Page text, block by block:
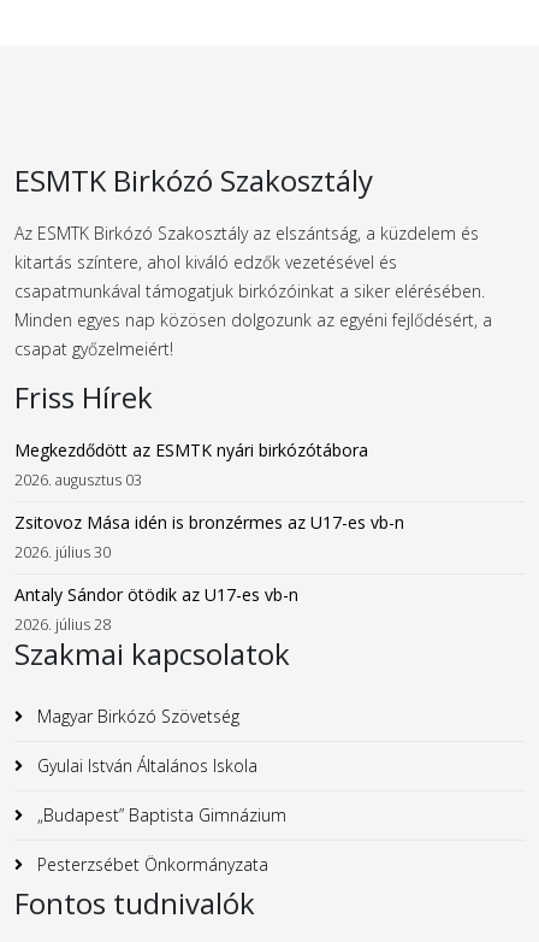
ESMTK Birkózó Szakosztály
Az ESMTK Birkózó Szakosztály az elszántság, a küzdelem és
kitartás színtere, ahol kiváló edzők vezetésével és
csapatmunkával támogatjuk birkózóinkat a siker elérésében.
Minden egyes nap közösen dolgozunk az egyéni fejlődésért, a
csapat győzelmeiért!
Friss Hírek
Megkezdődött az ESMTK nyári birkózótábora
2026. augusztus 03
Zsitovoz Mása idén is bronzérmes az U17-es vb-n
2026. július 30
Antaly Sándor ötödik az U17-es vb-n
2026. július 28
Szakmai kapcsolatok
Magyar Birkózó Szövetség
Gyulai István Általános Iskola
„Budapest” Baptista Gimnázium
Pesterzsébet Önkormányzata
Fontos tudnivalók